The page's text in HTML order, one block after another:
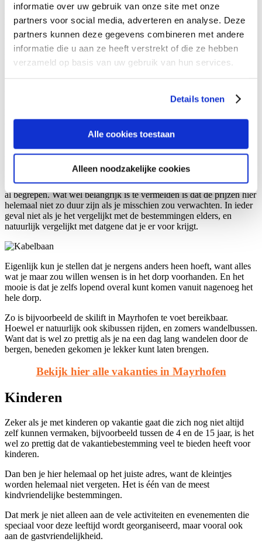
informatie over uw gebruik van onze site met onze
partners voor social media, adverteren en analyse. Deze
partners kunnen deze gegevens combineren met andere
informatie die u aan ze heeft verstrekt of die ze hebben
verzameld op basis van uw gebruik van hun services.
Details tonen
Alle cookies toestaan
Alleen noodzakelijke cookies
Een paradijs met almen, steile hellingen en bergtoppen, en natuurlijk
hier en daar kraakheldere bergmeertjes.
En de regio, en natuurlijk ook de andere dorpen in het Zillertal,
hebben ook nog eens erg leuke uitstapjes en bezienswaardigheden te
bieden.
ook weer een aantal grote voordelen.
Zillertal, bijzonder goed.
Bovendien beschikt Mayrhofen over erg goede hotels, pension en
natuurlijk erg mooie vakantiehuizen. Maar dat had je waarschijnlijk
al begrepen. Wat wel belangrijk is te vermelden is dat de prijzen hier
helemaal niet zo duur zijn als je misschien zou verwachten. In ieder
geval niet als je het vergelijkt met de bestemmingen elders, en
natuurlijk vergelijkt met datgene dat je er voor krijgt.
Eigenlijk kun je stellen dat je nergens anders heen hoeft, want alles
wat je maar zou willen wensen is in het dorp voorhanden. En het
mooie is dat je zelfs lopend overal kunt komen vanuit nagenoeg het
hele dorp.
Zo is bijvoorbeeld de skilift in Mayrhofen te voet bereikbaar.
Hoewel er natuurlijk ook skibussen rijden, en zomers wandelbussen.
Want dat is wel zo prettig als je na een dag lang wandelen door de
bergen, beneden gekomen je lekker kunt laten brengen.
Bekijk hier alle vakanties in Mayrhofen
Kinderen
Zeker als je met kinderen op vakantie gaat die zich nog niet altijd
zelf kunnen vermaken, bijvoorbeeld tussen de 4 en de 15 jaar, is het
wel zo prettig dat de vakantiebestemming veel te bieden heeft voor
kinderen.
Dan ben je hier helemaal op het juiste adres, want de kleintjes
worden helemaal niet vergeten. Het is één van de meest
kindvriendelijke bestemmingen.
Dat merk je niet alleen aan de vele activiteiten en evenementen die
speciaal voor deze leeftijd wordt georganiseerd, maar vooral ook
aan de gastvriendelijkheid.